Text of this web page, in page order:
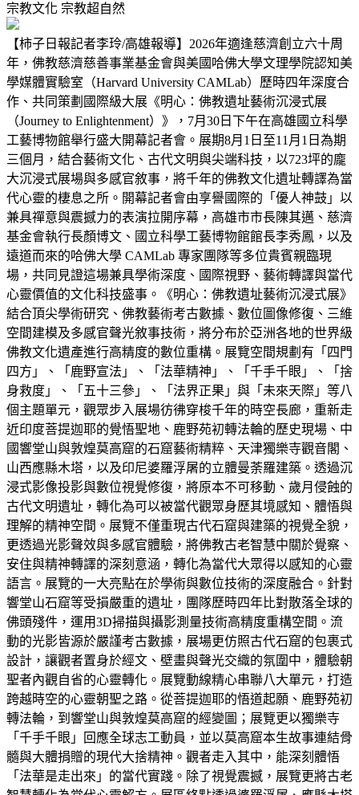
宗教文化 宗教超自然
【柿子日報記者李玲/高雄報導】2026年適逢慈濟創立六十周
年，佛教慈濟慈善事業基金會與美國哈佛大學文理學院認知美
學媒體實驗室（Harvard University CAMLab）歷時四年深度合
作、共同策劃國際級大展《明心：佛教遺址藝術沉浸式展
（Journey to Enlightenment）》，7月30日下午在高雄國立科學
工藝博物館舉行盛大開幕記者會。展期8月1日至11月1日為期
三個月，結合藝術文化、古代文明與尖端科技，以723坪的龐
大沉浸式展場與多感官敘事，將千年的佛教文化遺址轉譯為當
代心靈的棲息之所。開幕記者會由享譽國際的「優人神鼓」以
兼具禪意與震撼力的表演拉開序幕，高雄市市長陳其邁、慈濟
基金會執行長顏博文、國立科學工藝博物館館長李秀鳳，以及
遠道而來的哈佛大學 CAMLab 專家團隊等多位貴賓親臨現
場，共同見證這場兼具學術深度、國際視野、藝術轉譯與當代
心靈價值的文化科技盛事。《明心：佛教遺址藝術沉浸式展》
結合頂尖學術研究、佛教藝術考古數據、數位圖像修復、三維
空間建模及多感官聲光敘事技術，將分布於亞洲各地的世界級
佛教文化遺產進行高精度的數位重構。展覽空間規劃有「四門
四方」、「鹿野宣法」、「法華精神」、「千手千眼」、「捨
身救度」、「五十三參」、「法界正果」與「未來天際」等八
個主題單元，觀眾步入展場彷彿穿梭千年的時空長廊，重新走
近印度菩提迦耶的覺悟聖地、鹿野苑初轉法輪的歷史現場、中
國響堂山與敦煌莫高窟的石窟藝術精粹、天津獨樂寺觀音閣、
山西應縣木塔，以及印尼婆羅浮屠的立體曼荼羅建築。透過沉
浸式影像投影與數位視覺修復，將原本不可移動、歲月侵蝕的
古代文明遺址，轉化為可以被當代觀眾身歷其境感知、體悟與
理解的精神空間。展覽不僅重現古代石窟與建築的視覺全貌，
更透過光影聲效與多感官體驗，將佛教古老智慧中關於覺察、
安住與精神轉譯的深刻意涵，轉化為當代大眾得以感知的心靈
語言。展覽的一大亮點在於學術與數位技術的深度融合。針對
響堂山石窟等受損嚴重的遺址，團隊歷時四年比對散落全球的
佛頭殘件，運用3D掃描與攝影測量技術高精度重構空間。流
動的光影皆源於嚴謹考古數據，展場更仿照古代石窟的包裹式
設計，讓觀者置身於經文、壁畫與聲光交織的氛圍中，體驗朝
聖者內觀自省的心靈轉化。展覽動線精心串聯八大單元，打造
跨越時空的心靈朝聖之路。從菩提迦耶的悟道起願、鹿野苑初
轉法輪，到響堂山與敦煌莫高窟的經變圖；展覽更以獨樂寺
「千手千眼」回應全球志工動員，並以莫高窟本生故事連結骨
髓與大體捐贈的現代大捨精神。觀者走入其中，能深刻體悟
「法華是走出來」的當代實踐。除了視覺震撼，展覽更將古老